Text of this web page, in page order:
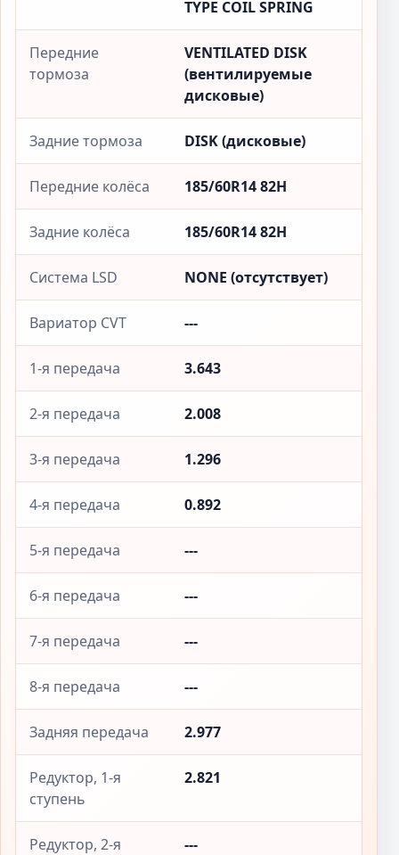
TYPE COIL SPRING
Передние
тормоза
VENTILATED DISK
(вентилируемые
дисковые)
Задние тормоза DISK (дисковые)
Передние колёса 185/60R14 82H
Задние колёса 185/60R14 82H
Система LSD NONE (отсутствует)
Вариатор CVT ---
1-я передача 3.643
2-я передача 2.008
3-я передача 1.296
4-я передача 0.892
5-я передача ---
6-я передача ---
7-я передача ---
8-я передача ---
Задняя передача 2.977
Редуктор, 1-я
ступень
2.821
Редуктор, 2-я
---